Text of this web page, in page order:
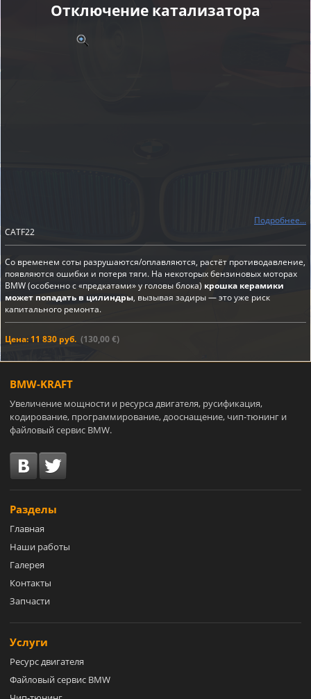
Отключение катализатора
Подробнее...
CATF22
Со временем соты разрушаются/оплавляются, растёт противодавление,
появляются ошибки и потеря тяги. На некоторых бензиновых моторах
BMW (особенно с «предкатами» у головы блока) крошка керамики
может попадать в цилиндры, вызывая задиры — это уже риск
капитального ремонта.
Цена: 11 830 руб. (130,00 €)
BMW-KRAFT
Увеличение мощности и ресурса двигателя, русификация,
кодирование, программирование, дооснащение, чип-тюнинг и
файловый сервис BMW.
Разделы
Главная
Наши работы
Галерея
Контакты
Запчасти
Услуги
Ресурс двигателя
Файловый сервис BMW